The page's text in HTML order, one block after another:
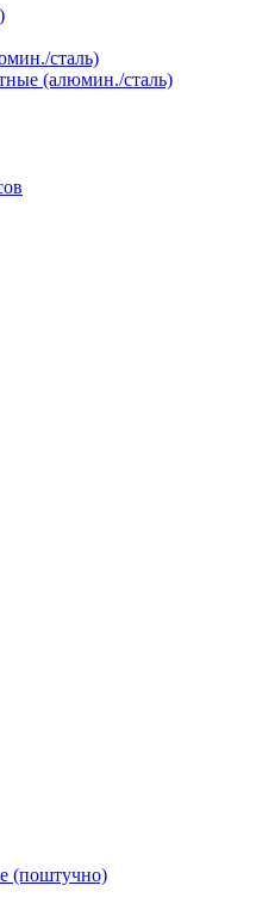
сталь)
(алюмин./сталь)
(поштучно)